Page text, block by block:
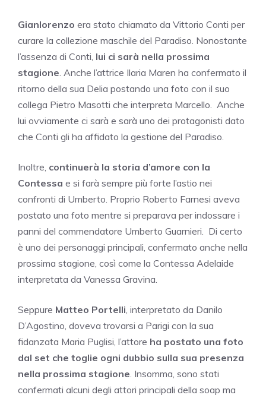
Gianlorenzo era stato chiamato da Vittorio Conti per
curare la collezione maschile del Paradiso. Nonostante
l’assenza di Conti, lui ci sarà nella prossima
stagione. Anche l’attrice Ilaria Maren ha confermato il
ritorno della sua Delia postando una foto con il suo
collega Pietro Masotti che interpreta Marcello. Anche
lui ovviamente ci sarà e sarà uno dei protagonisti dato
che Conti gli ha affidato la gestione del Paradiso.
Inoltre, continuerà la storia d’amore con la
Contessa e si farà sempre più forte l’astio nei
confronti di Umberto. Proprio Roberto Farnesi aveva
postato una foto mentre si preparava per indossare i
panni del commendatore Umberto Guarnieri. Di certo
è uno dei personaggi principali, confermato anche nella
prossima stagione, così come la Contessa Adelaide
interpretata da Vanessa Gravina.
Seppure Matteo Portelli, interpretato da Danilo
D’Agostino, doveva trovarsi a Parigi con la sua
fidanzata Maria Puglisi, l’attore ha postato una foto
dal set che toglie ogni dubbio sulla sua presenza
nella prossima stagione. Insomma, sono stati
confermati alcuni degli attori principali della soap ma